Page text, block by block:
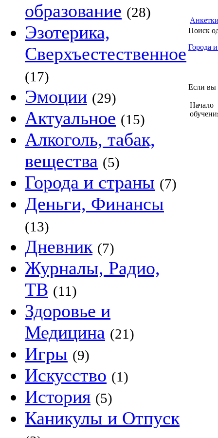
образование (28)
Эзотерика,
Сверхъестественное
(17)
Эмоции (29)
Актуальное (15)
Алкоголь, табак,
вещества (5)
Города и страны (7)
Деньги, Финансы
(13)
Дневник (7)
Журналы, Радио,
ТВ (11)
Здоровье и
Медицина (21)
Игры (9)
Искусство (1)
История (5)
Каникулы и Отпуск
Поиск
Города
Если вы
Начало